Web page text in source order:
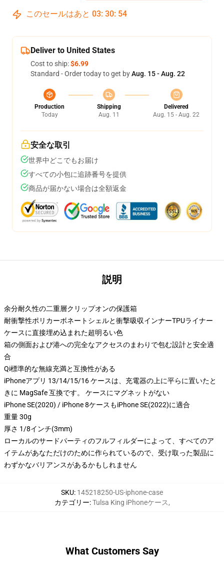
このセールはあと 03: 30: 54
Deliver to United States
Cost to ship:$6.99
Standard - Order today to get byAug. 15 - Aug. 22
Production
Today
Shipping
Aug. 11
Delivered
Aug. 15 - Aug. 22
安全な取引
世界中どこでもお届け
すべての小包に追跡番号を提供
商品が届かない場合は全額返金
説明
余分耐久性の二重層クリップオンの保護箱
耐衝撃性ポリカーボネートシェルと衝撃吸収インナーTPUライナー
ケースに直接埋め込まれた超明るい色
箱の側面および港への完全なアクセスのまわりで包む設計と安全適
合
Qi標準的な無線充満と互換性がある
iPhoneアプリ 13/14/15/16 ケースは、充電器の上に平らに置いたと
きに MagSafe 互換です。 ケースにマグネットがない
iPhone SE(2020) / iPhone 8ケースもiPhone SE(2022)に適合
重量 30g
厚さ 1/8インチ(3mm)
ローカルのサードパーティのフルフィルダーによって、すべてのア
イテムがあなただけのために作られているので、受け取った製品に
わずかなバリアンスがあるかもしれません
SKU: 145218250-US-iphone-case
カテゴリー:Tulsa King iPhoneケース,
What Customers Say